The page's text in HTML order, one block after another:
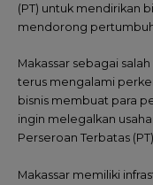
(PT) untuk mendirikan
mendorong
Makassar sebagai
terus mengalami
bisnis membuat para
ingin melegalkan
Perseroan Terbatas
Makassar memiliki